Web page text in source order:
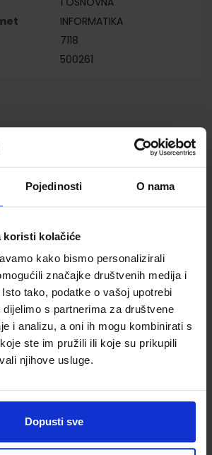
Pojedinosti O nama
koristi kolačiće
kako bismo personalizirali
značajke društvenih medija i
tako, podatke o vašoj upotrebi
dijelimo s partnerima za društvene
i analizu, a oni ih mogu kombinirati s
ste im pružili ili koje su prikupili
njihove usluge.
Dopusti sve
INFORMATIKA
7118
500261
biraju..
dimenzije
tip 261
0,85 €